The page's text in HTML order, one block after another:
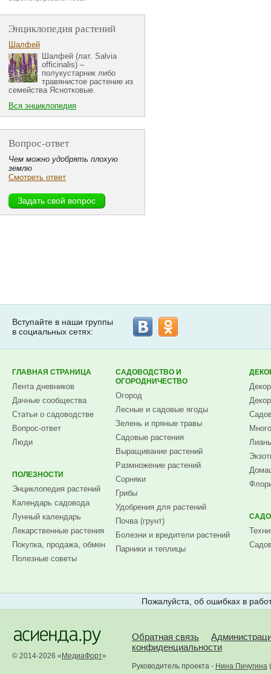
Энциклопедия растений
Шалфей
Шалфей (лат. Salvia
officinalis) –
полукустарник либо
травянистое растение из
семейства Яснотковые.
Вся энциклопедия
Вопрос-ответ
Чем можно удобрять плохую
землю
Смотреть ответ
Вступайте в наши группы
в социальных сетях:
ГЛАВНАЯ СТРАНИЦА
Лента дневников
Дачные сообщества
Статьи о садоводстве
Вопрос-ответ
Люди
ПОЛЕЗНОСТИ
Энциклопедия растений
Календарь садовода
Лунный календарь
Лекарственные растения
Покупка, продажа, обмен
Полезные советы
САДОВОДСТВО И
ОГОРОДНИЧЕСТВО
Огород
Лесные и садовые ягоды
Зелень и пряные травы
Садовые растения
Выращивание растений
Размножение растений
Сорняки
Грибы
Удобрения для растений
Почва (грунт)
Болезни и вредители растений
Парники и теплицы
Пожалуйста, об ошибках в
© 2014-2026 « МедиаФорт»
Обратная связь
конфиденциальности
Руководитель проекта - Нина Пичугина (